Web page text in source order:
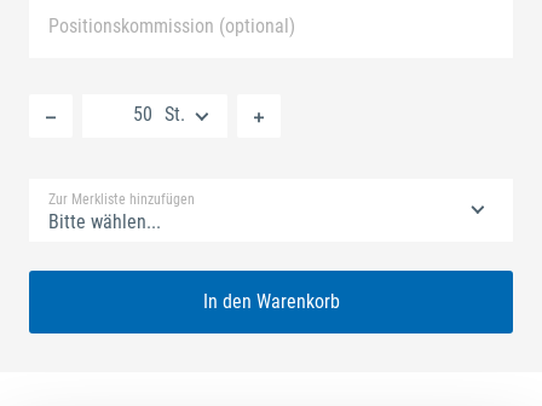
Positionskommission (optional)
St.
Zur Merkliste hinzufügen
Bitte wählen...
In den Warenkorb